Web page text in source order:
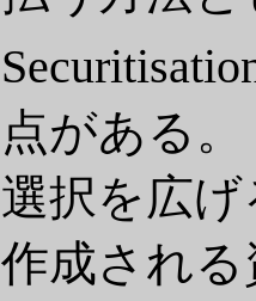
点がある
選択を広げ
作成され